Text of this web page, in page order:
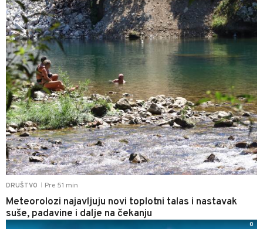
DRUŠTVO Pre 51 min
Meteorolozi najavljuju novi toplotni talas i nastavak
suše, padavine i dalje na čekanju
0